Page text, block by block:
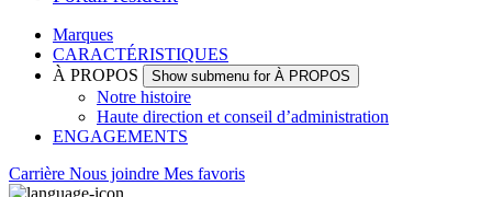
Marques
CARACTÉRISTIQUES
À PROPOS
Show submenu for À PROPOS
Notre histoire
Haute direction et conseil d’administration
ENGAGEMENTS
Carrière Nous joindre Mes favoris